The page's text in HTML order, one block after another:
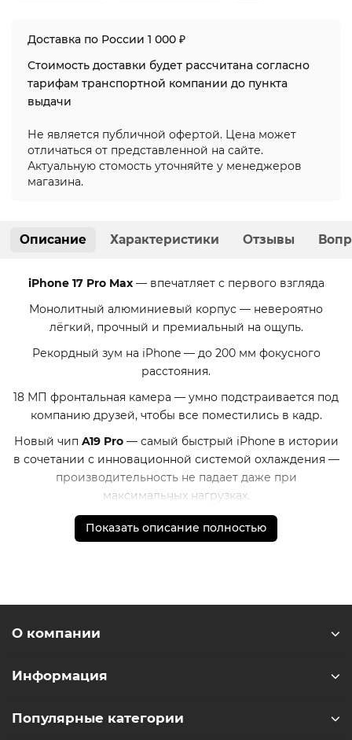
Доставка по России 1 000 ₽
Стоимость доставки будет рассчитана согласно
тарифам транспортной компании до пункта
выдачи
Не является публичной офертой. Цена может
отличаться от представленной на сайте.
Актуальную стомость уточняйте у менеджеров
магазина.
Описание Характеристики Отзывы
iPhone 17 Pro Max— впечатляет с первого взгляда
Монолитный алюминиевый корпус — невероятно
лёгкий, прочный и премиальный на ощупь.
Рекордный зум на iPhone — до 200 мм фокусного
расстояния.
18 МП фронтальная камера — умно подстраивается под
компанию друзей, чтобы все поместились в кадр.
Новый чип A19 Pro — самый быстрый iPhone в истории
в сочетании с инновационной системой охлаждения —
производительность не падает даже при
максимальных нагрузках.
Новый внутренний дизайн позволил увеличить
iPhone 17 Pro Maxработает на4часа дольше,
iPhone 17 Pro Max— это стиль, эмоции и технологии
будущего, уместившиеся в вашей ладони.
порядок доставки и оплаты необходимо уточнять у
** - На момент покупки не предустановлены
Показать описание полностью
О компании
Информация
Популярные категории